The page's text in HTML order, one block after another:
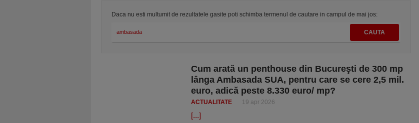
Daca nu esti multumit de rezultatele gasite poti schimba termenul de cautare in campul de mai jos:
Cum arată un penthouse din Bucureşti de 300 mp
lânga Ambasada SUA, pentru care se cere 2,5 mil.
euro, adică peste 8.330 euro/ mp?
ACTUALITATE 19 apr 2026
[...]